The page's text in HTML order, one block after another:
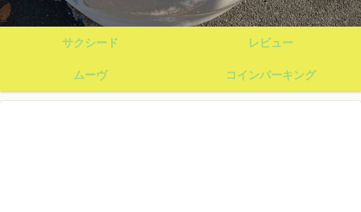
サクシード レビュー
ムーヴ コインパーキング